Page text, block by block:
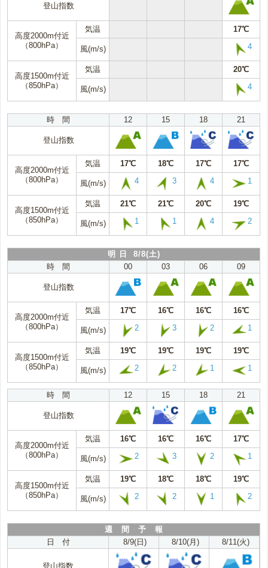
登山指数
高度2000m付近
（800hPa）
気温 17℃
風(m/s) 4
高度1500m付近
（850hPa）
気温 20℃
風(m/s) 4
時 間 12 15 18 21
登山指数
高度2000m付近
（800hPa）
気温 17℃ 18℃ 17℃ 17℃
風(m/s) 4 3 4 1
高度1500m付近
（850hPa）
気温 21℃ 21℃ 20℃ 19℃
風(m/s) 1 1 4 2
明 日 8/8(土)
時 間
00 03 06 09
登山指数
高度2000m付近
（800hPa）
気温 17℃ 16℃ 16℃ 16℃
風(m/s) 2 3 2 1
高度1500m付近
（850hPa）
気温 19℃ 19℃ 19℃ 19℃
風(m/s) 2 2 1 1
時 間 12 15 18 21
登山指数
高度2000m付近
（800hPa）
気温 16℃ 16℃ 16℃ 17℃
風(m/s) 2 3 2 1
高度1500m付近
（850hPa）
気温 19℃ 18℃ 18℃ 19℃
風(m/s) 2 2 1 2
週 間 予 報
日 付
8/9(日) 8/10(月) 8/11(火)
登山指数